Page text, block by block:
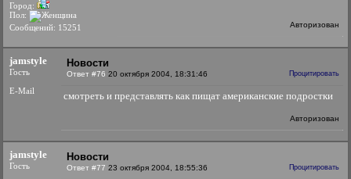
Город:
Пол:
Сообщений: 15251
Авторизован
jamstyle
Гость
E-Mail
Новости
Ответ #76 20 октября 2004, 18:31:46 Процитировать
смотреть и представлять как пищат американские подростки
Авторизован
jamstyle
Гость
Новости
Ответ #77 23 октября 2004, 18:55:36 Процитировать